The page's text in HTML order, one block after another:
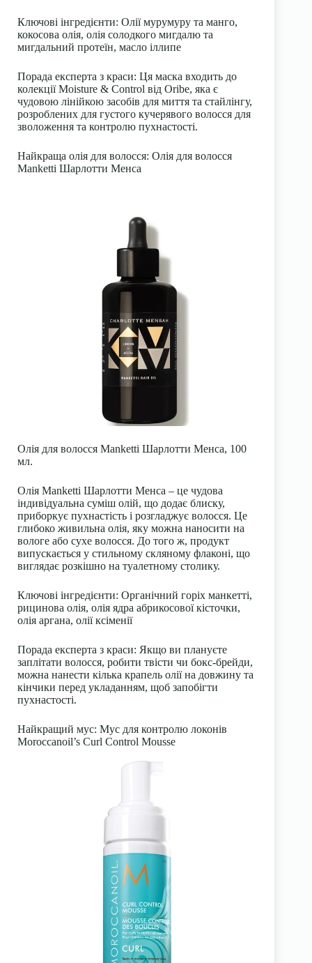
Ключові інгредієнти: Олії мурумуру та манго,
кокосова олія, олія солодкого мигдалю та
мигдальний протеїн, масло іллипе
Порада експерта з краси: Ця маска входить до
колекції Moisture & Control від Oribe, яка є
чудовою лінійкою засобів для миття та стайлінгу,
розроблених для густого кучерявого волосся для
зволоження та контролю пухнастості.
Найкраща олія для волосся: Олія для волосся
Manketti Шарлотти Менса
Олія для волосся Manketti Шарлотти Менса, 100
мл.
Олія Manketti Шарлотти Менса – це чудова
індивідуальна суміш олій, що додає блиску,
приборкує пухнастість і розгладжує волосся. Це
глибоко живильна олія, яку можна наносити на
вологе або сухе волосся. До того ж, продукт
випускається у стильному скляному флаконі, що
виглядає розкішно на туалетному столику.
Ключові інгредієнти: Органічний горіх манкетті,
рицинова олія, олія ядра абрикосової кісточки,
олія аргана, олії ксіменії
Порада експерта з краси: Якщо ви плануєте
заплітати волосся, робити твісти чи бокс-брейди,
можна нанести кілька крапель олії на довжину та
кінчики перед укладанням, щоб запобігти
пухнастості.
Найкращий мус: Мус для контролю локонів
Moroccanoil’s Curl Control Mousse